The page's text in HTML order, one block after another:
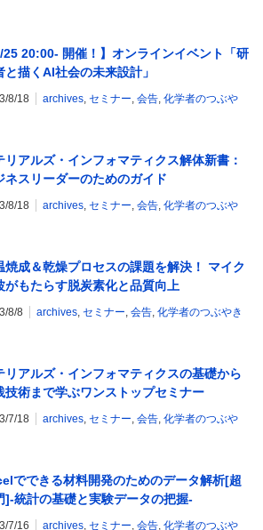
25 20:00- 開催！】オンラインイベント「研
と描くAI社会の未来設計」
8/18 archives, セミナー, 会告, 化学者のつぶや
リアルズ・インフォマティクス解体新書：
ネスリーダーのためのガイド
8/18 archives, セミナー, 会告, 化学者のつぶや
焼成＆乾燥プロセスの課題を解決！ マイク
がもたらす脱炭素化と品質向上
8/8 archives, セミナー, 会告, 化学者のつぶやき
リアルズ・インフォマティクスの基礎から
技術まで学ぶワンストップセミナー
7/18 archives, セミナー, 会告, 化学者のつぶや
でできる材料開発のためのデータ解析[超
]-統計の基礎と実験データの把握-
7/16 archives, セミナー, 会告, 化学者のつぶや